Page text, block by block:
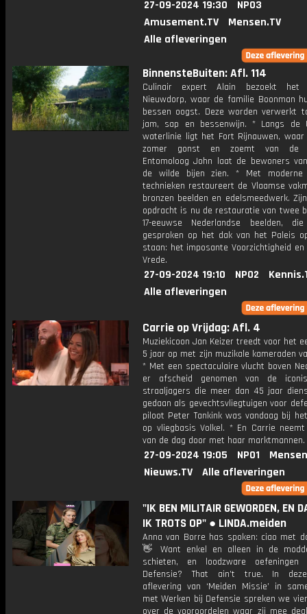
27-09-2024 19:30
NPO3
Amusement.TV
Mensen.TV
Alle afleveringen
BinnensteBuiten: Afl. 114
Culinair expert Alain bezoekt het
Nieuwdorp, waar de familie Boonman
bessen oogst. Deze worden verwerkt
jam, sap en bessenwijn. * Langs de
waterlinie ligt het Fort Rijnauwen,
zomer gonst en zoemt van de
Entomoloog John laat de bewoners
de wilde bijen zien. * Met moderne
technieken restaureert de Vlaamse
bronzen beelden en edelsmeedwerk.
opdracht is nu de restauratie van twee
17-eeuwse Nederlandse beelden,
gesproken op het dak van het Paleis
staan: het imposante Voorzichtigheid
Vrede.
27-09-2024 19:10 NPO2
Alle afleveringen
Carrie op Vrijdag: Afl. 4
Muziekicoon Jan Keizer treedt voor het
5 jaar op met zijn muzikale kameraden
* Met een spectaculaire vlucht boven
er afscheid genomen van de
straaljagers die meer dan 45 jaar
gedaan als gevechtsvliegtuigen voor
piloot Peter Tankink was vandaag bij
op vliegbasis Volkel. * En Carrie
van de dag door met haar marktmannen.
27-09-2024 19:05 NPO1
Nieuws.TV
Alle afleveringen
"IK BEN MILITAIR GEWORDEN, EN
IK TROTS OP" ● LINDA.meiden
Anna van Borre has spoken: ciao met
👋 Want enkel en alleen in de
schieten, en loodzware
Defensie? That ain’t true. In
aflevering van ‘Meiden Missie’ in
met Werken bij Defensie spreken we
over de vooroordelen waar zij mee